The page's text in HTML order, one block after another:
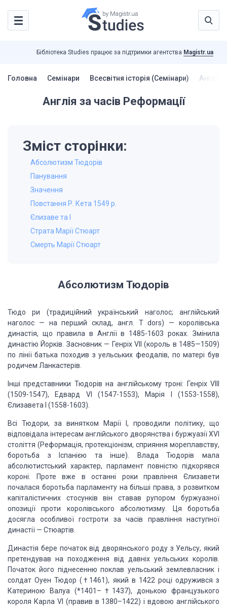
Бібліотека Studies працює за підтримки агентства Magistr.ua
Головна Семінари Всесвітня історія (Семінари) Англія
Англія за часів Реформації
Зміст сторінки:
Абсолютизм Тюдорів
Панування
Значення
Повстання Р. Кета 1549 р.
Єлизаве та I
Страта Марії Стюарт
Смерть Марії Стюарт
Абсолютизм Тюдорів
Тюдо ри (традиційний український наголос; англійський
наголос — на перший склад, англ. T dors) — королівська
династія, що правила в Англії в 1485-1603 роках. Змінила
династію Йорків. Засновник — Генріх VII (король в 1485—1509)
по лінії батька походив з уельських феодалів, по матері був
родичем Ланкастерів.
Інші представники Тюдорів на англійському троні: Генріх VIII
(1509-1547), Едвард VI (1547-1553), Марія I (1553-1558),
Єлизавета I (1558-1603).
Всі Тюдори, за винятком Марії I, проводили політику, що
відповідала інтересам англійського дворянства і буржуазії XVI
століття (Реформація, протекціонізм, сприяння мореплавству,
боротьба з Іспанією та інше). Влада Тюдорів мала
абсолютистський характер, парламент повністю підкорявся
короні. Проте вже в останні роки правління Єлизавети
почалася боротьба парламенту на більші права, з розвитком
капіталістичних стосунків він ставав рупором буржуазної
опозиції проти королівського абсолютизму. Ця боротьба
досягла особливої гостроти за часів правління наступної
династії — Стюартів.
Династія бере початок від дворянського роду з Уельсу, який
претендував на походження від давніх уельських королів.
Початок його піднесенню поклав уельський землевласник і
солдат Оуен Тюдор (†1461), який в 1422 році одружився з
Катериною Валуа (*1401–†1437), донькою французького
короля Карла VI (правив в 1380–1422) і вдовою англійського